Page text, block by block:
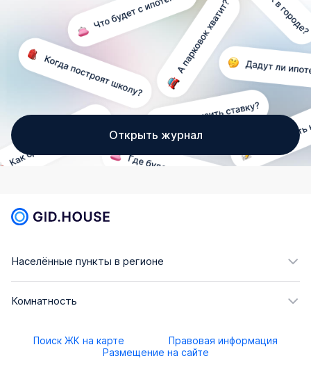
Открыть журнал
Населённые пункты в регионе
Комнатность
Поиск ЖК на карте
Правовая информация
Размещение на сайте